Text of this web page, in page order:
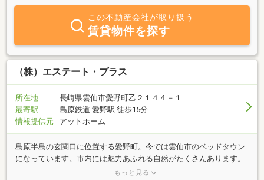
この不動産会社が取り扱う
賃貸物件を探す
（株）エステート・プラス
所在地
長崎県雲仙市愛野町乙２１４４－１
最寄駅
島原鉄道 愛野駅 徒歩15分
情報提供元
アットホーム
島原半島の玄関口に位置する愛野町。今では雲仙市のベッドタウン
になっています。市内には魅力あふれる自然がたくさんあります。
雲仙市のインフォメーションになり、市外、県外からの雲仙市へ移
もっと見る